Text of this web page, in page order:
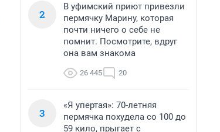
2
В уфимский приют привезли
пермячку Марину, которая
почти ничего о себе не
помнит. Посмотрите, вдруг
она вам знакома
26 445 20
3
«Я упертая»: 70-летняя
пермячка похудела со 100 до
59 кило, прыгает с